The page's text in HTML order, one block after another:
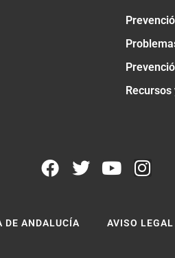
DE ANDALUCÍA AVISO LEGAL